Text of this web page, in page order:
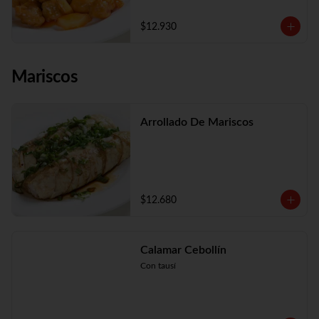
$12.930
Mariscos
Arrollado De Mariscos
$12.680
Calamar Cebollín
Con tausí